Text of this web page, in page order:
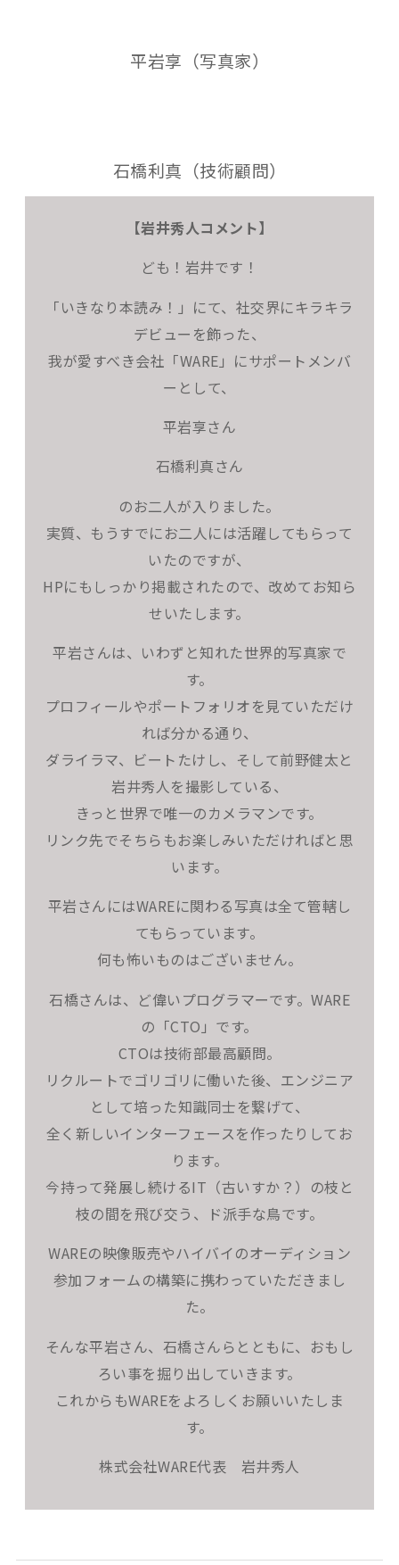
平岩享（写真家）
石橋利真（技術顧問）
【岩井秀人コメント】
ども！岩井です！
「いきなり本読み！」にて、社交界にキラキラ
デビューを飾った、
我が愛すべき会社「WARE」にサポートメンバ
ーとして、
平岩享さん
石橋利真さん
のお二人が入りました。
実質、もうすでにお二人には活躍してもらって
いたのですが、
HPにもしっかり掲載されたので、改めてお知ら
せいたします。
平岩さんは、いわずと知れた世界的写真家で
す。
プロフィールやポートフォリオを見ていただけ
れば分かる通り、
ダライラマ、ビートたけし、そして前野健太と
岩井秀人を撮影している、
きっと世界で唯一のカメラマンです。
リンク先でそちらもお楽しみいただければと思
います。
平岩さんにはWAREに関わる写真は全て管轄し
てもらっています。
何も怖いものはございません。
石橋さんは、ど偉いプログラマーです。WARE
の「CTO」です。
CTOは技術部最高顧問。
リクルートでゴリゴリに働いた後、エンジニア
として培った知識同士を繋げて、
全く新しいインターフェースを作ったりしてお
ります。
今持って発展し続けるIT（古いすか？）の枝と
枝の間を飛び交う、ド派手な鳥です。
WAREの映像販売やハイバイのオーディション
参加フォームの構築に携わっていただきまし
た。
そんな平岩さん、石橋さんらとともに、おもし
ろい事を掘り出していきます。
これからもWAREをよろしくお願いいたしま
す。
株式会社WARE代表 岩井秀人